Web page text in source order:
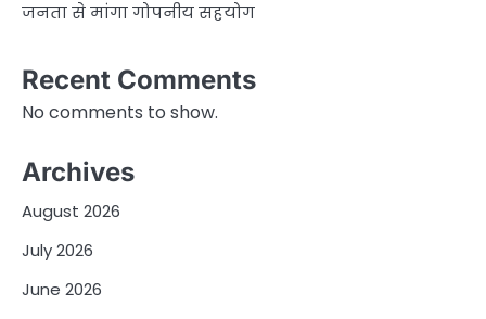
जनता से मांगा गोपनीय सहयोग
Recent Comments
No comments to show.
Archives
August 2026
July 2026
June 2026